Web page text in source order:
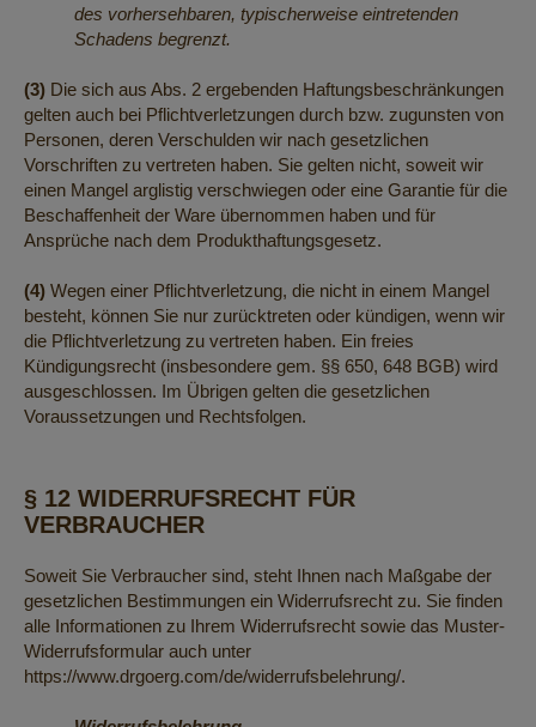
des vorhersehbaren, typischerweise eintretenden
Schadens begrenzt.
(3) Die sich aus Abs. 2 ergebenden Haftungsbeschränkungen
gelten auch bei Pflichtverletzungen durch bzw. zugunsten von
Personen, deren Verschulden wir nach gesetzlichen
Vorschriften zu vertreten haben. Sie gelten nicht, soweit wir
einen Mangel arglistig verschwiegen oder eine Garantie für die
Beschaffenheit der Ware übernommen haben und für
Ansprüche nach dem Produkthaftungsgesetz.
(4) Wegen einer Pflichtverletzung, die nicht in einem Mangel
besteht, können Sie nur zurücktreten oder kündigen, wenn wir
die Pflichtverletzung zu vertreten haben. Ein freies
Kündigungsrecht (insbesondere gem. §§ 650, 648 BGB) wird
ausgeschlossen. Im Übrigen gelten die gesetzlichen
Voraussetzungen und Rechtsfolgen.
§ 12 WIDERRUFSRECHT FÜR
VERBRAUCHER
Soweit Sie Verbraucher sind, steht Ihnen nach Maßgabe der
gesetzlichen Bestimmungen ein Widerrufsrecht zu. Sie finden
alle Informationen zu Ihrem Widerrufsrecht sowie das Muster-
Widerrufsformular auch unter
https://www.drgoerg.com/de/widerrufsbelehrung/.